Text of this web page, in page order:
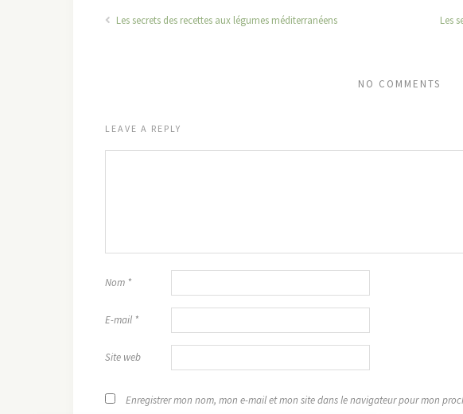
Les secrets des recettes aux légumes méditerranéens
Les
NO COMMENTS
LEAVE A REPLY
Nom *
E-mail *
Site web
Enregistrer mon nom, mon e-mail et mon site dans le navigateur pour mon